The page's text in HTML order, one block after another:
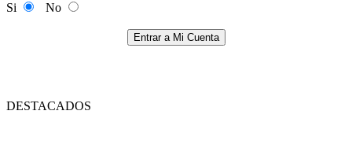
Si
No
Entrar a Mi Cuenta
DESTACADOS